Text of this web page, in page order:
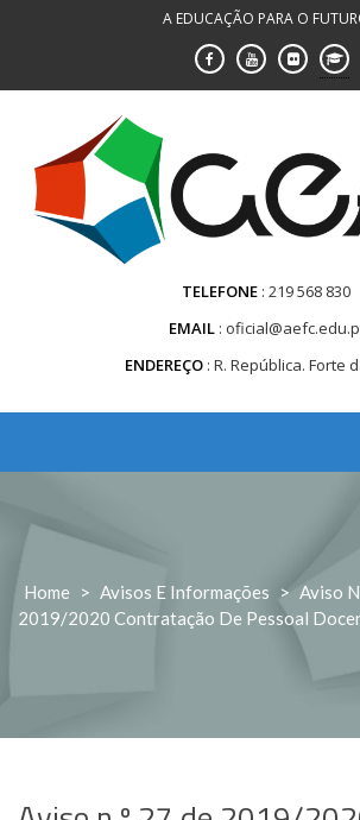
A EDUCAÇÃO PARA O
TELEFONE 219 568 830
EMAIL
ENDEREÇO R. República. Forte
Home > Avisos E Informações > Aviso
2019/2020 Contratação De Pessoal